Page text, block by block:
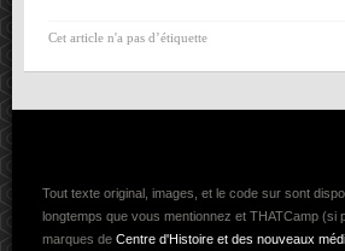
Cet article n'a pas d’étiquette
Tout texte original, images, et le code sur sont
longtemps que vous mentionnez et THATCamp (si
marques de Centre d'Histoire et des nouveaux